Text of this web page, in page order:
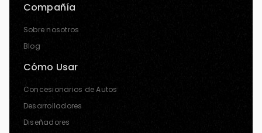
Compañía
Sobre nosotros
Blog
Cómo Usar
Concesionarios de Autos
Desarrolladores
Diseñadores